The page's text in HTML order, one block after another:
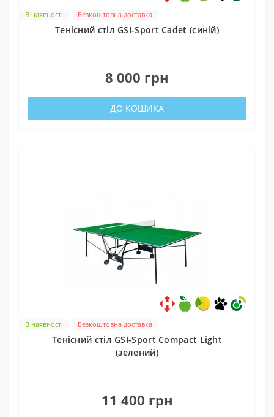
В наявності Безкоштовна доставка
Тенісний стіл GSI-Sport Cadet (синій)
8 000 грн
ДО КОШИКА
В наявності Безкоштовна доставка
Тенісний стіл GSI-Sport Compact Light
(зелений)
11 400 грн